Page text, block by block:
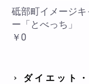
ダイエット
砥部町イメージキ
ー「とべっち」
￥0